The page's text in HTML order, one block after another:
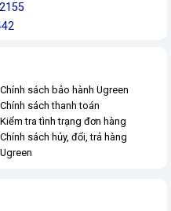
Chính sách bảo hành Ugreen
Chính sách thanh toán
Kiểm tra tình trạng đơn hàng
Chính sách hủy, đổi, trả hàng
Ugreen